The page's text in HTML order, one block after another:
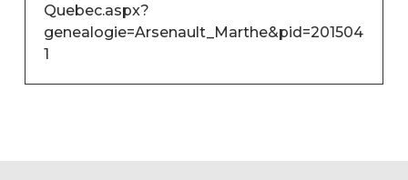
Quebec.aspx?
genealogie=Arsenault_Marthe&pid=201504
1